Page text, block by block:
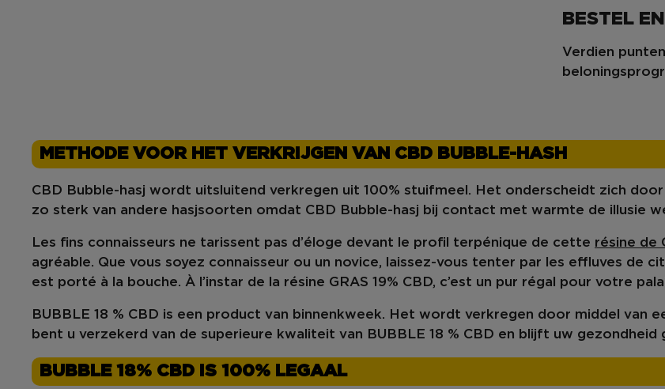
BESTEL
Verdien
METHODE VOOR HET VERKRIJGEN VAN CBD BUBBLE-HASH
CBD Bubble-hasj wordt uitsluitend verkregen uit 100% stuifmeel. Het onderscheidt zich door
zo sterk van andere hasjsoorten omdat CBD Bubble-hasj bij contact met warmte de illusie
Les fins connaisseurs ne tarissent pas d’éloge devant le profil terpénique de cette résine de
agréable. Que vous soyez connaisseur ou un novice, laissez-vous tenter par les effluves de
est porté à la bouche. À l’instar de la résine GRAS 19% CBD, c’est un pur régal pour votre
BUBBLE 18 % CBD is een product van binnenkweek. Het wordt verkregen door middel van
bent u verzekerd van de superieure kwaliteit van BUBBLE 18 % CBD en blijft uw gezondheid
BUBBLE 18% CBD IS 100% LEGAAL